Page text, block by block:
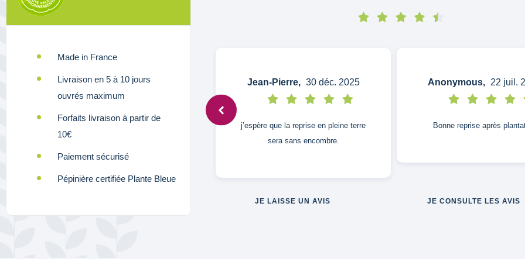
Made in France
Livraison en 5 à 10 jours
ouvrés maximum
Forfaits livraison à partir de
10€
Paiement sécurisé
Pépinière certifiée Plante Bleue
Anonymous, 12 juin 2022
Très bien.
Jean-Pierre, 30 déc. 2025
j’espère que la reprise en pleine terre
sera sans encombre.
Anonymous, 22 juil.
Bonne reprise après
JE LAISSE UN AVIS JE CONSULTE LES AVIS